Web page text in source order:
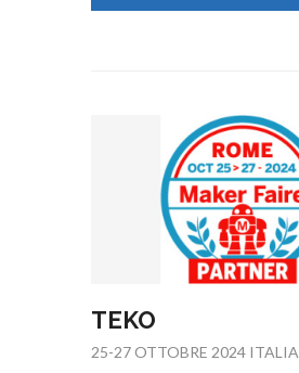
TEKO
25-27 OTTOBRE 2024 ITALIA